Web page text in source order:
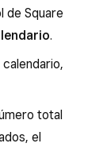
de Square
.
total
el